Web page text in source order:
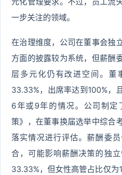
一步关注的领域。
在治理维度，公司在董事会独
方面的披露较为系统，但薪酬
层多元化仍有改进空间。董
33.33%，出席率达到100%，
6年或9年的情况。公司制定
策》，在董事换届选举中综合
落实情况进行评估。薪酬委
合，可能影响薪酬决策的独
33.33%，但女性高管占比仅为